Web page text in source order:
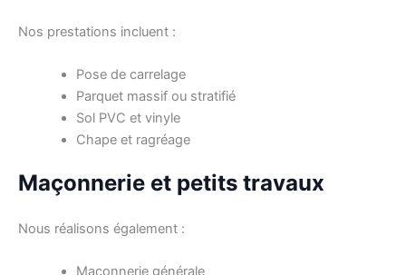
Nos prestations incluent :
Pose de carrelage
Parquet massif ou stratifié
Sol PVC et vinyle
Chape et ragréage
Maçonnerie et petits travaux
Nous réalisons également :
Maçonnerie générale